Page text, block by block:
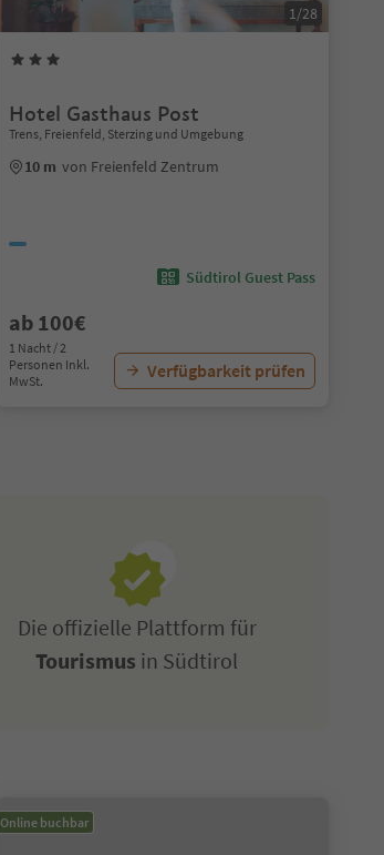
1/28
Hotel Gasthaus Post
Trens, Freienfeld, Sterzing und Umgebung
10 m von Freienfeld Zentrum
Südtirol Guest Pass
ab 100€
1 Nacht / 2
Personen Inkl.
MwSt.
Verfügbarkeit prüfen
Die offizielle Plattform für
Tourismus in Südtirol
Online buchbar